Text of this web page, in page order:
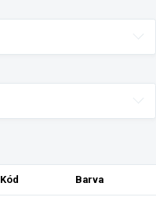
Kód Barva